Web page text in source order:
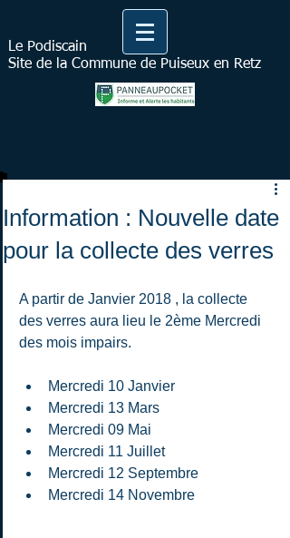
Le Podiscain
Site de la Commune de Puiseux en Retz
Information : Nouvelle date
pour la collecte des verres
A partir de Janvier 2018 , la collecte
des verres aura lieu le 2ème Mercredi
des mois impairs.
Mercredi 10 Janvier
Mercredi 13 Mars
Mercredi 09 Mai
Mercredi 11 Juillet
Mercredi 12 Septembre
Mercredi 14 Novembre